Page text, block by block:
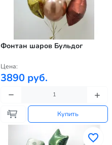
Фонтан шаров Бульдог
Цена:
3890 руб.
Купить